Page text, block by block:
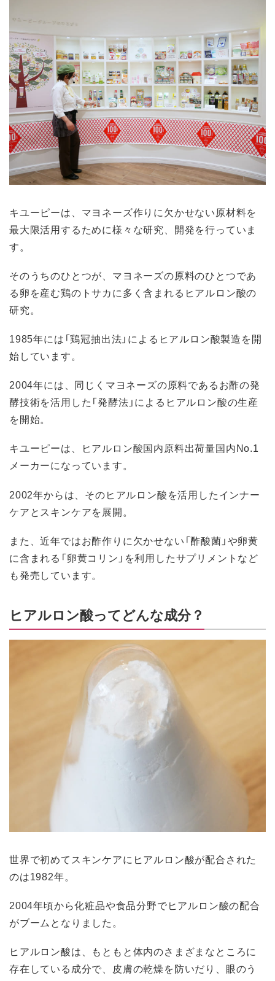
キユーピーは、マヨネーズ作りに欠かせない原材料を
最大限活用するために様々な研究、開発を行っていま
す。
そのうちのひとつが、マヨネーズの原料のひとつであ
る卵を産む鶏のトサカに多く含まれるヒアルロン酸の
研究。
1985年には「鶏冠抽出法」によるヒアルロン酸製造を開
始しています。
2004年には、同じくマヨネーズの原料であるお酢の発
酵技術を活用した「発酵法」によるヒアルロン酸の生産
を開始。
キユーピーは、ヒアルロン酸国内原料出荷量国内No.1
メーカーになっています。
2002年からは、そのヒアルロン酸を活用したインナー
ケアとスキンケアを展開。
また、近年ではお酢作りに欠かせない「酢酸菌」や卵黄
に含まれる「卵黄コリン」を利用したサプリメントなど
も発売しています。
ヒアルロン酸ってどんな成分？
世界で初めてスキンケアにヒアルロン酸が配合された
のは1982年。
2004年頃から化粧品や食品分野でヒアルロン酸の配合
がブームとなりました。
ヒアルロン酸は、もともと体内のさまざまなところに
存在している成分で、皮膚の乾燥を防いだり、眼のう